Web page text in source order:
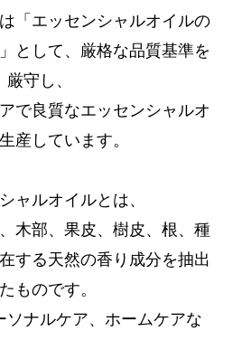
「エッセンシャルオイルの
として、厳格な品質基準を
厳守し、
で良質なエッセンシャルオ
産しています。
ャルオイルとは、
木部、果皮、樹皮、根、種
する天然の香り成分を抽出
ものです。
ソナルケア、ホームケアな